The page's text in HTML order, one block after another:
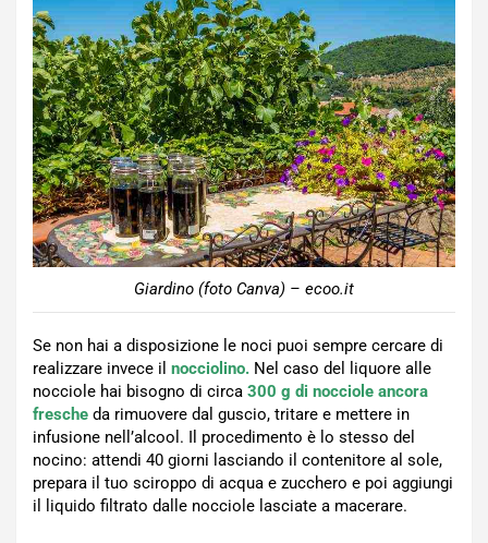
Giardino (foto Canva) – ecoo.it
Se non hai a disposizione le noci puoi sempre cercare di
realizzare invece il nocciolino. Nel caso del liquore alle
nocciole hai bisogno di circa 300 g di nocciole ancora
fresche da rimuovere dal guscio, tritare e mettere in
infusione nell’alcool. Il procedimento è lo stesso del
nocino: attendi 40 giorni lasciando il contenitore al sole,
prepara il tuo sciroppo di acqua e zucchero e poi aggiungi
il liquido filtrato dalle nocciole lasciate a macerare.